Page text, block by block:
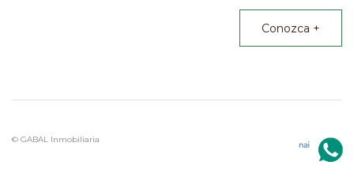
Conozca +
© GABAL Inmobiliaria